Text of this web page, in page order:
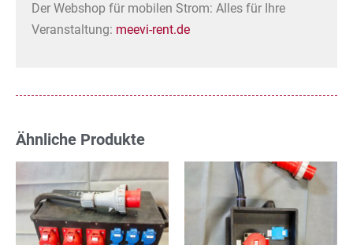
Der Webshop für mobilen Strom: Alles für Ihre
Veranstaltung: meevi-rent.de
Ähnliche Produkte